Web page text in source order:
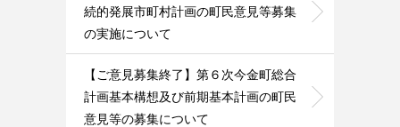
続的発展市町村計画の町民意見等募集
の実施について
【ご意見募集終了】第６次今金町総合
計画基本構想及び前期基本計画の町民
意見等の募集について